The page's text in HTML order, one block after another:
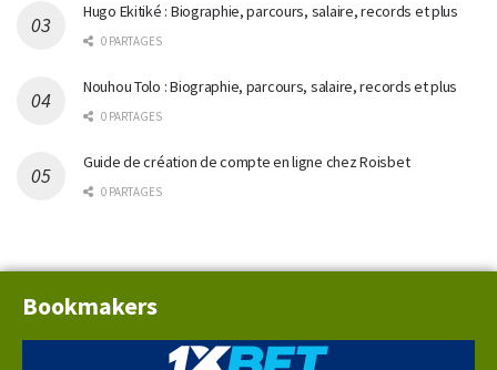
Hugo Ekitiké : Biographie, parcours, salaire, records et plus
0 PARTAGES
Nouhou Tolo : Biographie, parcours, salaire, records et plus
0 PARTAGES
Guide de création de compte en ligne chez Roisbet
0 PARTAGES
Bookmakers